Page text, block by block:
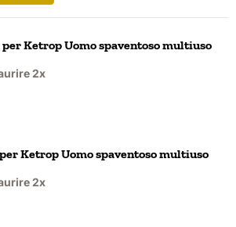
Ketrop Uomo spaventoso multiuso
2x
9,50, IVA esclusa: 7,85
Ketrop Uomo spaventoso multiuso
2x
9,50, IVA esclusa: 7,85